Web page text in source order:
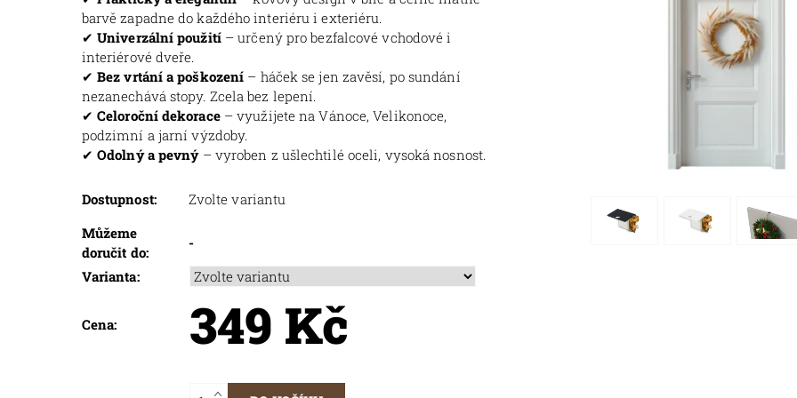
barvě zapadne do každého interiéru i exteriéru.
✔ Univerzální použití– určený pro bezfalcové vchodové i
interiérové dveře.
✔ Bez vrtání a poškození – háček se jen zavěsí, po sundání
nezanechává stopy. Zcela bez lepení.
✔ Celoroční dekorace– využijete na Vánoce, Velikonoce,
podzimní a jarní výzdoby.
✔ Odolný a pevný– vyroben z ušlechtilé oceli, vysoká nosnost.
Dostupnost:
Zvolte variantu
Můžeme
doručit do:
-
Varianta:
Cena: 349 Kč